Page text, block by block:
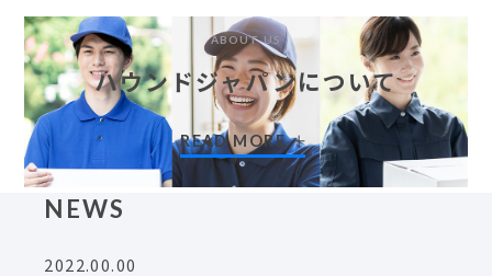
ABOUT US
ハウンドジャパンについて
READ MORE
NEWS
2022.00.00